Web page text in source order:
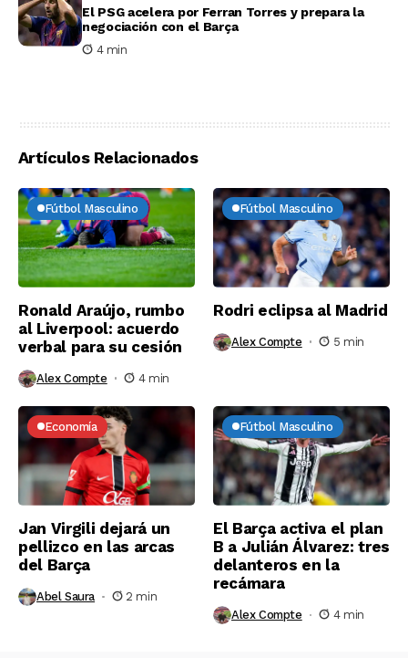
El PSG acelera por Ferran Torres y prepara la
negociación con el Barça
4 min
Artículos Relacionados
Fútbol Masculino
Ronald Araújo, rumbo
al Liverpool: acuerdo
verbal para su cesión
Alex Compte 4 min
Fútbol Masculino
Rodri eclipsa al Madrid
Alex Compte 5 min
Economía
Jan Virgili dejará un
pellizco en las arcas
del Barça
Abel Saura 2 min
Fútbol Masculino
El Barça activa el plan
B a Julián Álvarez: tres
delanteros en la
recámara
Alex Compte 4 min